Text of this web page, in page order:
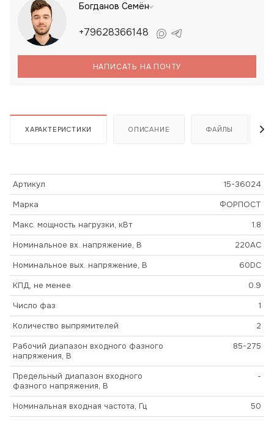
Богданов Семён
+79628366148
НАПИСАТЬ НА ПОЧТУ
ХАРАКТЕРИСТИКИ ОПИСАНИЕ ФАЙЛЫ
Артикул
15-36024
Марка
ФОРПОСТ
Макс. мощность нагрузки, кВт
1.8
Номинальное вх. напряжение, В
220AC
Номинальное вых. напряжение, В
60DC
КПД, не менее
0.9
Число фаз
1
Количество выпрямителей
2
Рабочий диапазон входного фазного
напряжения, В
85-275
Предельный диапазон входного
фазного напряжения, В
-
Номинальная входная частота, Гц
50